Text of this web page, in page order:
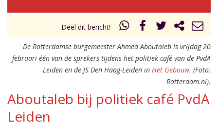
Deel dit bericht!
De Rotterdamse burgemeester Ahmed Aboutaleb is vrijdag 20
februari één van de sprekers tijdens het politiek café van de PvdA
Leiden en de JS Den Haag-Leiden in Het Gebouw. (Foto:
Rotterdam.nl).
Aboutaleb bij politiek café PvdA
Leiden